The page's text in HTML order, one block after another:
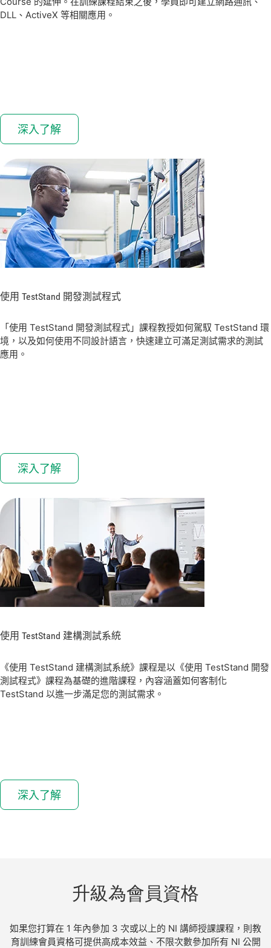
DLL、ActiveX 等相關應用。
深入了解
使用 TestStand 開發測試程式
「使用 TestStand 開發測試程式」課程教授如何駕馭 TestStand 環
境，以及如何使用不同設計語言，快速建立可滿足測試需求的測試
應用。
深入了解
使用 TestStand 建構測試系統
《使用 TestStand 建構測試系統》課程是以《使用 TestStand 開發
測試程式》課程為基礎的進階課程，內容涵蓋如何客制化
TestStand 以進一步滿足您的測試需求。
深入了解
升級為會員資格
如果您打算在 1 年內參加 3 次或以上的 NI 講師授課課程，則教
育訓練會員資格可提供高成本效益、不限次數參加所有 NI 公開